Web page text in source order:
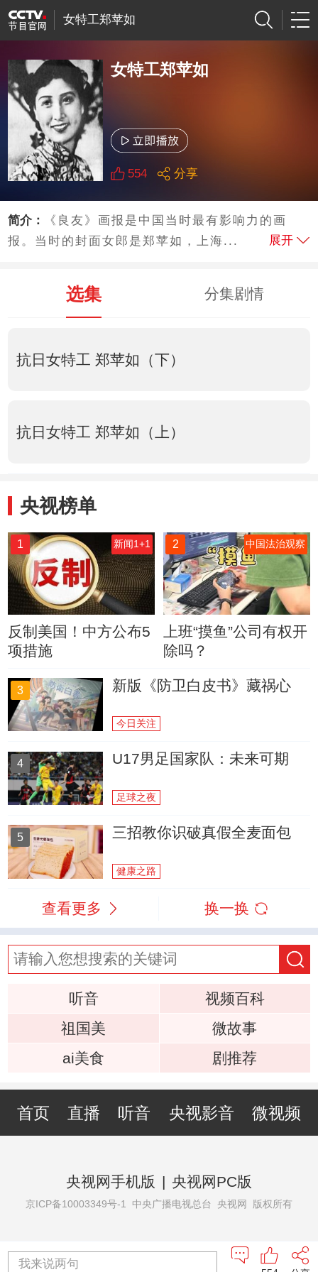
女特工郑苹如
女特工郑苹如
554 分享
简介：
《良友》画报是中国当时最有影响力的画
报。当时的封面女郎是郑苹如，上海...
展开
选集 分集剧情
抗日女特工 郑苹如（下）
抗日女特工 郑苹如（上）
央视榜单
1 新闻1+1
反制美国！中方公布5
项措施
2 中国法治观察
上班“摸鱼”公司有权开
除吗？
3 新版《防卫白皮书》藏祸心
今日关注
4 U17男足国家队：未来可期
足球之夜
5 三招教你识破真假全麦面包
健康之路
查看更多 换一换
听音
视频百科
祖国美
微故事
ai美食
剧推荐
首页 直播 听音 央视影音 微视频
央视网手机版 | 央视网PC版
京ICP备10003349号-1 中央广播电视总台 央视网 版权所有
我来说两句